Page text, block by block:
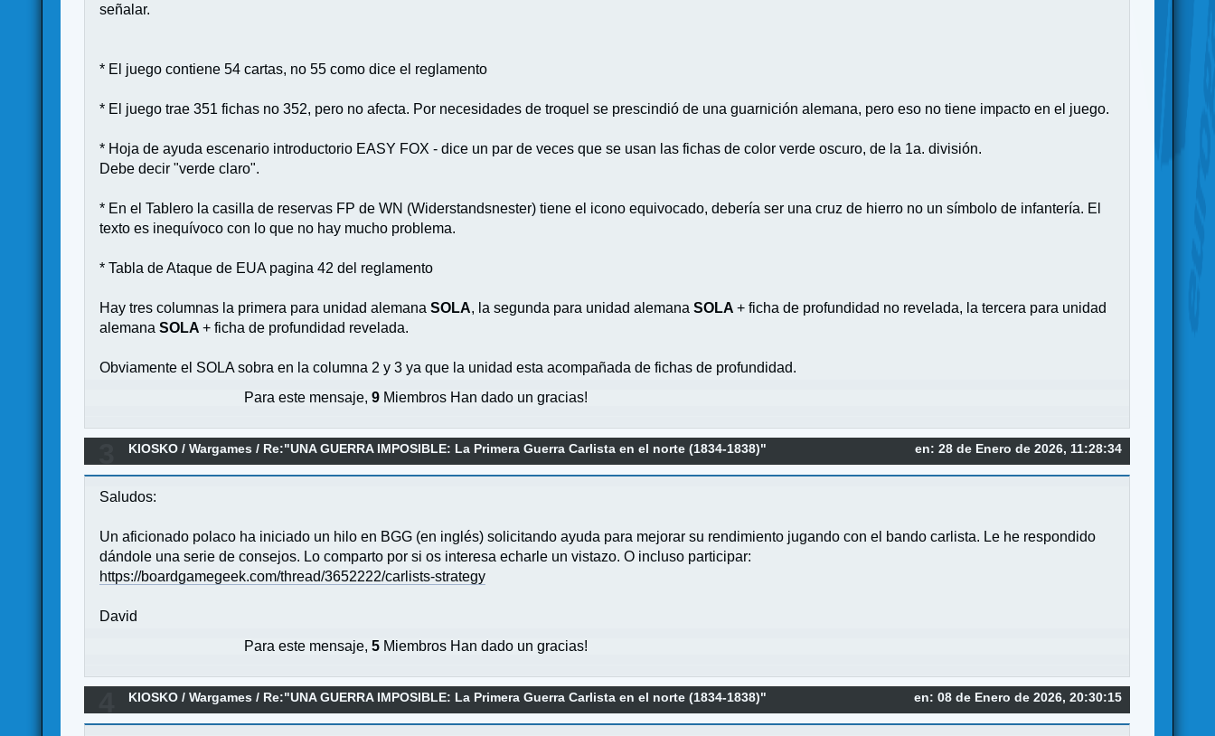
señalar.
* El juego contiene 54 cartas, no 55 como dice el reglamento
* El juego trae 351 fichas no 352, pero no afecta. Por necesidades de troquel se prescindió de una guarnición alemana, pero eso no tiene impacto en el juego.
* Hoja de ayuda escenario introductorio EASY FOX - dice un par de veces que se usan las fichas de color verde oscuro, de la 1a. división.
Debe decir "verde claro".
* En el Tablero la casilla de reservas FP de WN (Widerstandsnester) tiene el icono equivocado, debería ser una cruz de hierro no un símbolo de infantería. El
texto es inequívoco con lo que no hay mucho problema.
* Tabla de Ataque de EUA pagina 42 del reglamento
Hay tres columnas la primera para unidad alemanaSOLA, la segunda para unidad alemanaSOLA+ ficha de profundidad no revelada, la tercera para unidad
alemanaSOLA+ ficha de profundidad revelada.
Obviamente el SOLA sobra en la columna 2 y 3 ya que la unidad esta acompañada de fichas de profundidad.
Para este mensaje,9 Miembros Han dado un gracias!
en: 28 de Enero de 2026, 11:28:34
KIOSKO /Wargames / Re:"UNA GUERRA IMPOSIBLE: La Primera Guerra Carlista en el norte (1834-1838)"
Saludos:
Un aficionado polaco ha iniciado un hilo en BGG (en inglés) solicitando ayuda para mejorar su rendimiento jugando con el bando carlista. Le he respondido
dándole una serie de consejos. Lo comparto por si os interesa echarle un vistazo. O incluso participar:
https://boardgamegeek.com/thread/3652222/carlists-strategy
David
Para este mensaje,5 Miembros Han dado un gracias!
en: 08 de Enero de 2026, 20:30:15
KIOSKO /Wargames / Re:"UNA GUERRA IMPOSIBLE: La Primera Guerra Carlista en el norte (1834-1838)"